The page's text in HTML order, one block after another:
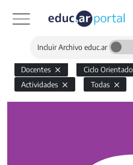
Incluir Archivo educ.ar
Docentes Ciclo Orientado
Actividades
Todas